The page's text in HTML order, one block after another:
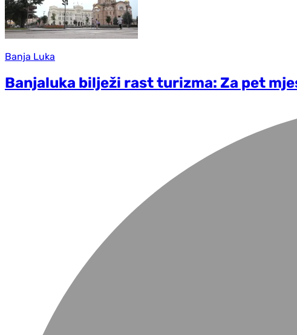
Banja Luka
Banjaluka bilježi rast turizma: Za pet